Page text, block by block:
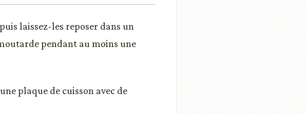
laissez-les reposer dans un
pendant au moins une
plaque de cuisson avec de